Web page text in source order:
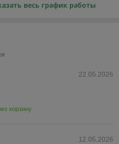
весь график работы
22.05.2026
корзину
12.05.2026